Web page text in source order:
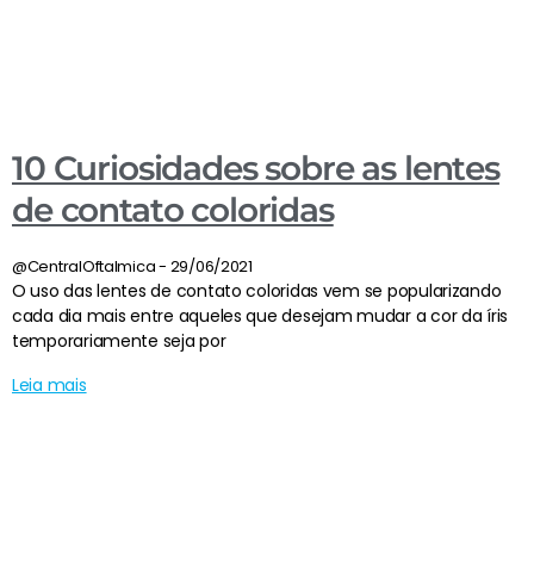
10 Curiosidades sobre as lentes
de contato coloridas
@CentralOftalmica 29/06/2021
O uso das lentes de contato coloridas vem se popularizando
cada dia mais entre aqueles que desejam mudar a cor da íris
temporariamente seja por
Leia mais